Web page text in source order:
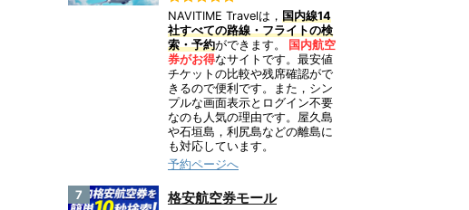
NAVITIME Travelは， 国内線14
社すべての路線・フライトの検
索・予約ができます。
国内航空
券がお得なサイトです。最安値
チケットの比較や残席確認がで
きるので便利です。また，シン
プルな画面表示とログイン不要
なのも人気の理由です。屋久島
や石垣島，利尻島などの離島に
も対応しています。
予約ページへ
7 格安航空券モール